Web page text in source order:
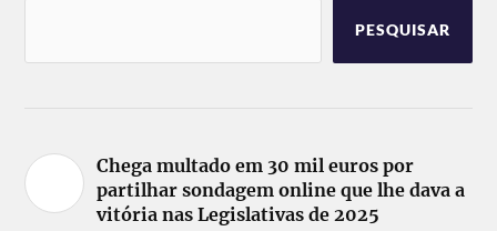
PESQUISAR
Chega multado em 30 mil euros por
partilhar sondagem online que lhe dava a
vitória nas Legislativas de 2025